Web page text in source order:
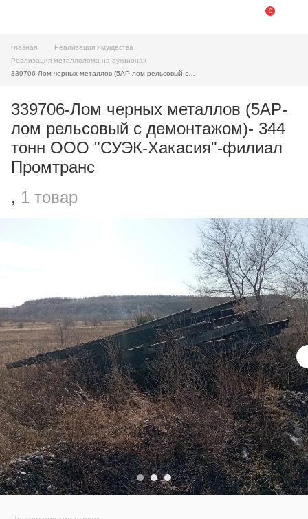
0
Главная
Реализация имущества
Реализация металлолома на аукционах
339706-Лом черных металлов (5АР-
лом рельсовый c демонтажом)- 344
тонн ООО "СУЭК-Хакасия"-филиал
Промтранс
, 1 товар